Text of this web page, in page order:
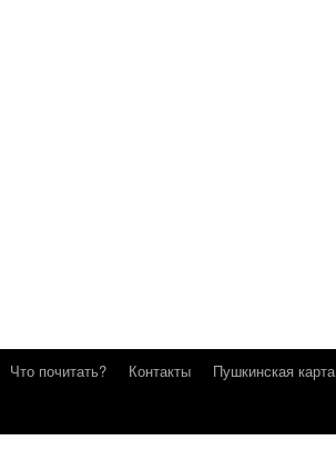
Что почитать? Контакты Пушкинская карта